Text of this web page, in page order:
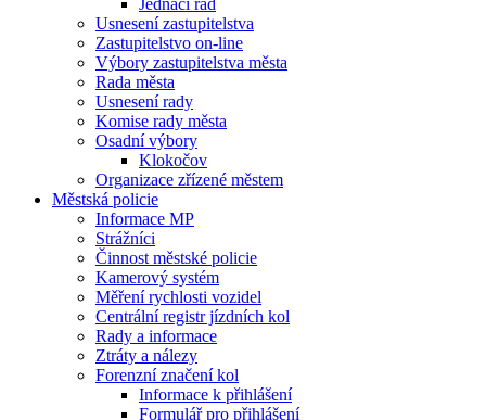
Jednací řád
Usnesení zastupitelstva
Zastupitelstvo on-line
Výbory zastupitelstva města
Rada města
Usnesení rady
Komise rady města
Osadní výbory
Klokočov
Organizace zřízené městem
Městská policie
Informace MP
Strážníci
Činnost městské policie
Kamerový systém
Měření rychlosti vozidel
Centrální registr jízdních kol
Rady a informace
Ztráty a nálezy
Forenzní značení kol
Informace k přihlášení
Formulář pro přihlášení